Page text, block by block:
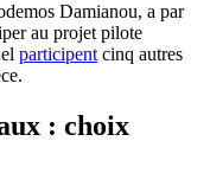
Damianou, a par
au projet pilote
participent cinq autres
: choix